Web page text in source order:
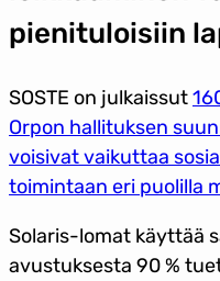
pienituloisiin
SOSTE on julkaissut
Orpon hallituksen
voisivat vaikuttaa
toimintaan eri puolilla
Solaris-lomat käyttää
avustuksesta 90 %